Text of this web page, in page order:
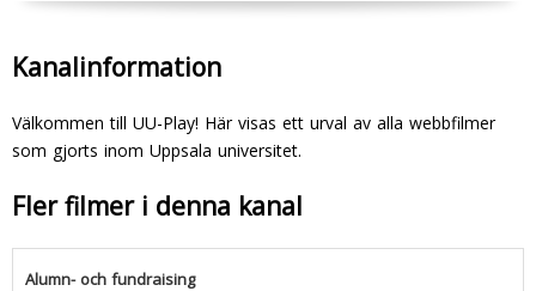
Kanalinformation
Välkommen till UU-Play! Här visas ett urval av alla webbfilmer
som gjorts inom Uppsala universitet.
Fler filmer i denna kanal
Alumn- och fundraising